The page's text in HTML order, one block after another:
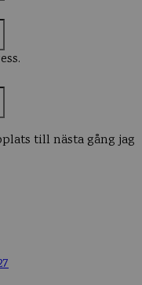
till nästa gång jag